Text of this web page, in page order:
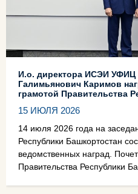
И.о. директора ИСЭИ УФИЦ
Галимьянович Каримов
грамотой Правительства
15 ИЮЛЯ 2026
14 июля 2026 года на
Республики Башкортостан
ведомственных наград.
Правительства Республики